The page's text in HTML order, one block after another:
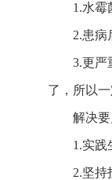
1.水霉
2.患病
3.更严
了，所以
解决要
1.实践
2.坚持